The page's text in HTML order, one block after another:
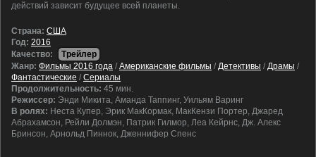
действий зависит будущее всей планеты.
Cтрана: США
Год: 2016
Качество:
Трейлер
Жанр: Фильмы 2016 года / Американские фильмы / Детективы / Драмы /
Фантастические / Сериалы
Продолжительность: 45 мин.
Режиссер: Энди Микита, Аманда Таппинг, Уильям Варинг
В ролях: Неста Купер, Эрик МакКормак, МакКензи Портер, Джаред
Абрахамсон, Рейли Долмэн, Патрик Гилмор, Леа Кейрнс, Дж. Алекс
Бринсон, Арнольд Пиннок, Дженнифер Спенс